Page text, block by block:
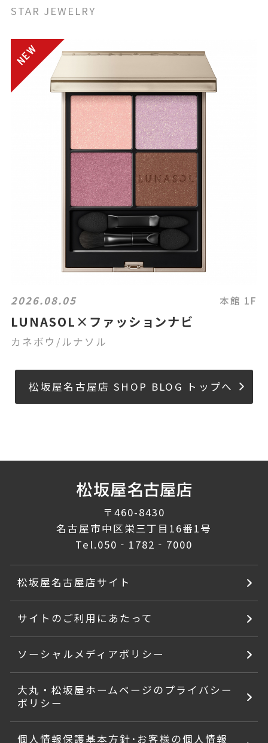
STAR JEWELRY
2026.08.05 本館 1F
LUNASOL×ファッションナビ
カネボウ/ルナソル
松坂屋名古屋店 SHOP BLOG トップへ
〒460-8430
名古屋市中区栄三丁目16番1号
Tel.050‐1782‐7000
松坂屋名古屋店サイト
サイトのご利用にあたって
ソーシャルメディアポリシー
大丸・松坂屋ホームページのプライバシー
ポリシー
個人情報保護基本方針･お客様の個人情報